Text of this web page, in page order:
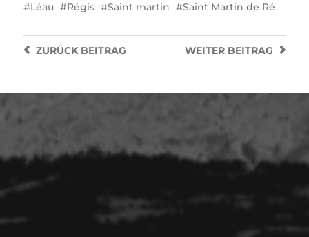
Léau
Régis Saint martin Saint Martin de Ré
WEITER BEITRAG
ZURÜCKBEITRAG